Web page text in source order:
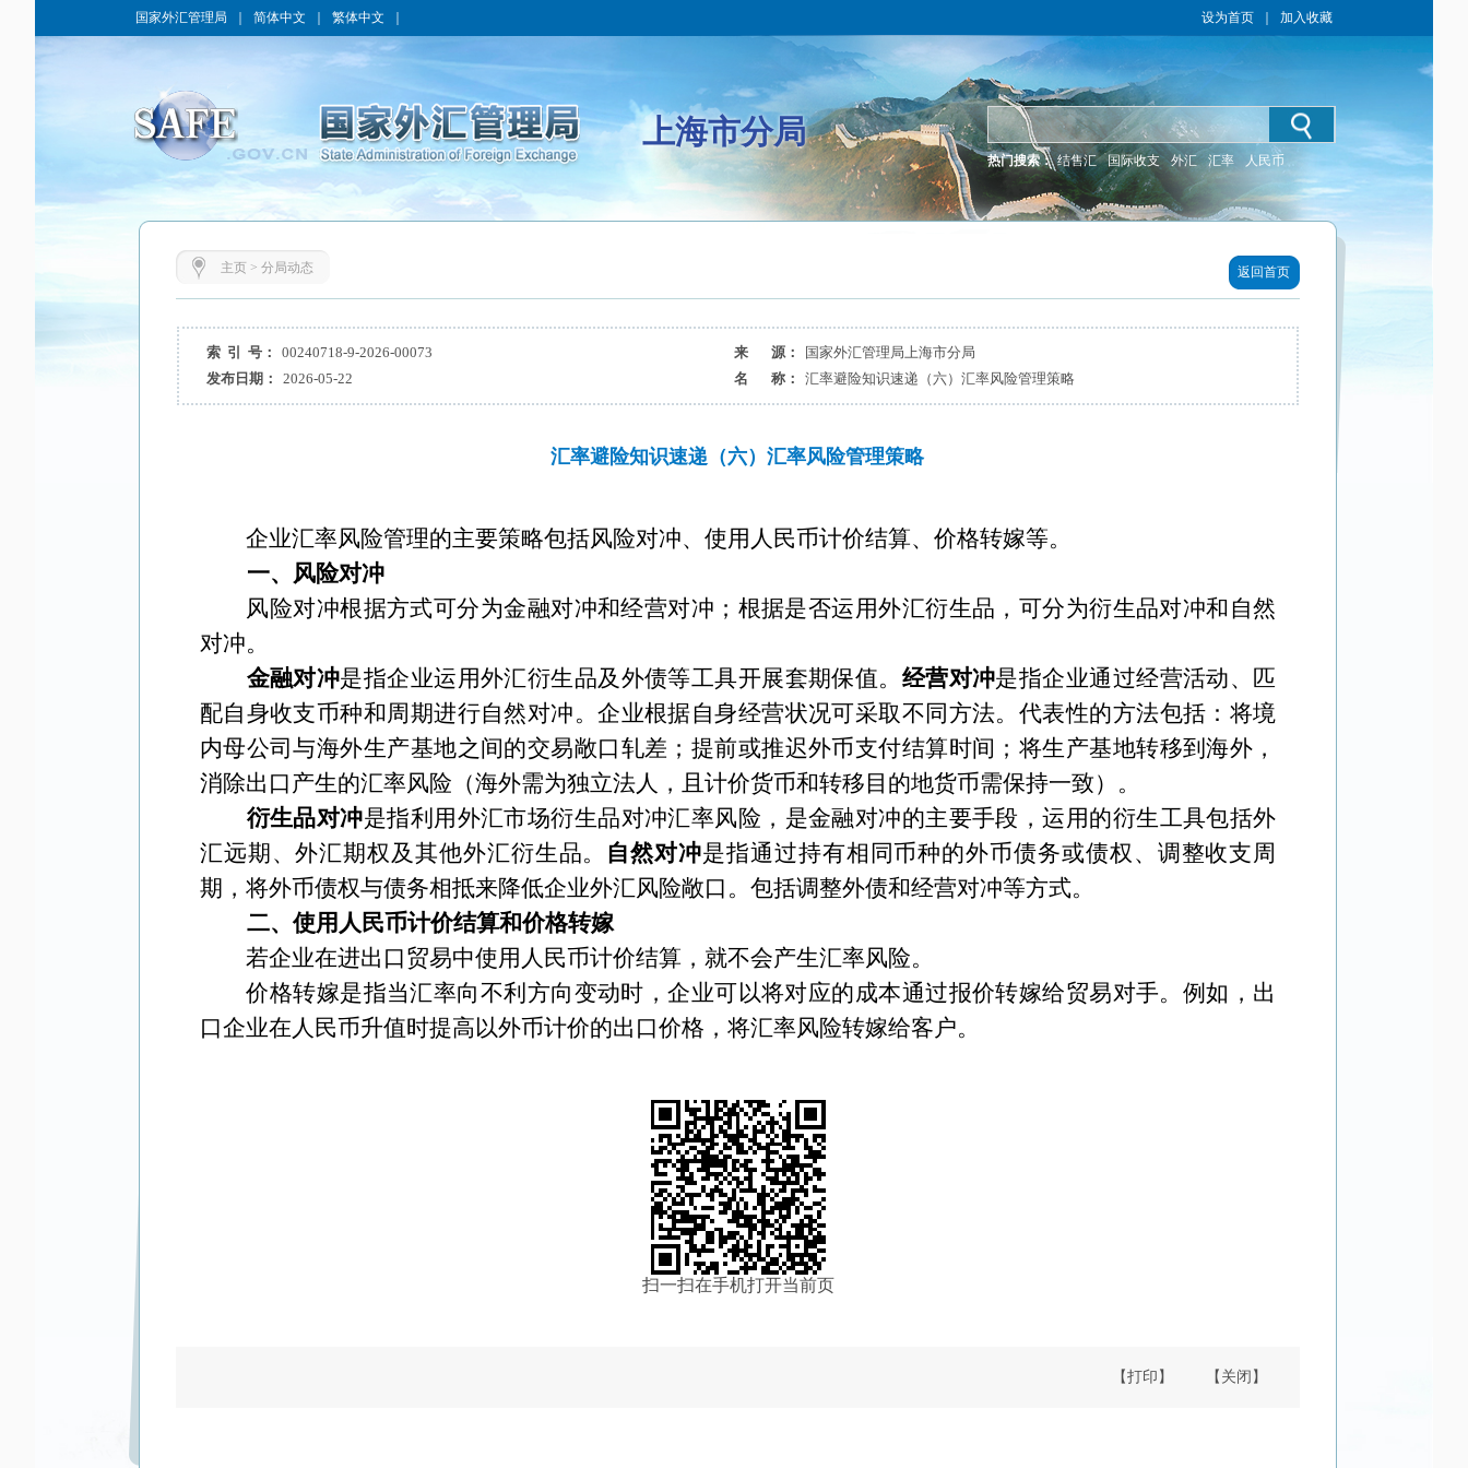
国家外汇管理局 简体中文 繁体中文 设为首页 加入收藏
上海市分局
热门搜索： 结售汇 国际收支 外汇 汇率 人民币
主页> 分局动态 返回首页
索 引 号： 00240718-9-2026-00073 来 源：
国家外汇管理局上海市分局
发布日期：
2026-05-22 名 称： 汇率避险知识速递（六）汇率风险管理策略
汇率避险知识速递（六）汇率风险管理策略
企业汇率风险管理的主要策略包括风险对冲、使用人民币计价结算、价格转嫁等。
一、 风险对冲
风险对冲根据方式可分为金融对冲和经营对冲；根据是否运用外汇衍生品，可分为衍生品对冲和自然
对冲。
金融对冲是指企业运用外汇衍生品及外债等工具开展套期保值。 经营对冲是指企业通过经营活动、匹
配自身收支币种和周期进行自然对冲。企业根据自身经营状况可采取不同方法。代表性的方法包括：将境
内母公司与海外生产基地之间的交易敞口轧差；提前或推迟外币支付结算时间；将生产基地转移到海外，
消除出口产生的汇率风险（海外需为独立法人，且计价货币和转移目的地货币需保持一致）。
衍生品对冲是指利用外汇市场衍生品对冲汇率风险，是金融对冲的主要手段，运用的衍生工具包括外
汇远期、外汇期权及其他外汇衍生品。 自然对冲是指通过持有相同币种的外币债务或债权、调整收支周
期，将外币债权与债务相抵来降低企业外汇风险敞口。包括调整外债和经营对冲等方式。
二、使用人民币计价结算和价格转嫁
若企业在进出口贸易中使用人民币计价结算，就不会产生汇率风险。
价格转嫁是指当汇率向不利方向变动时，企业可以将对应的成本通过报价转嫁给贸易对手。例如，出
口企业在人民币升值时提高以外币计价的出口价格，将汇率风险转嫁给客户。
扫一扫在手机打开当前页
【打印】 【关闭】